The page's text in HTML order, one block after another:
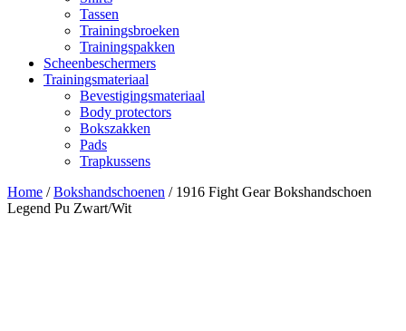
Tassen
Trainingsbroeken
Trainingspakken
Scheenbeschermers
Trainingsmateriaal
Bevestigingsmateriaal
Body protectors
Bokszakken
Pads
Trapkussens
Home /Bokshandschoenen / 1916 Fight Gear Bokshandschoen
Legend Pu Zwart/Wit